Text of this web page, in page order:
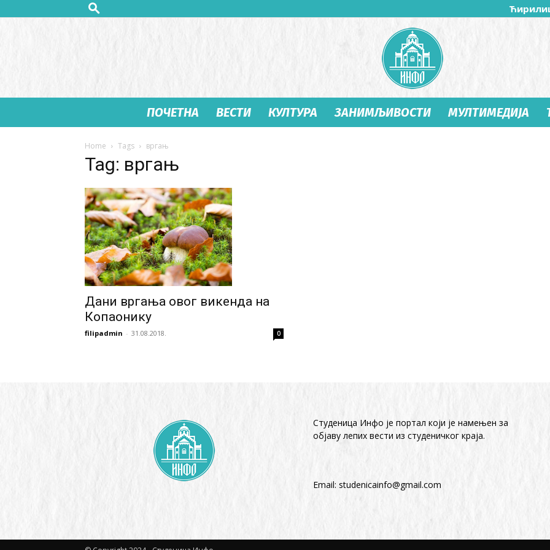
Студеница
ПОЧЕТНА ВЕСТИ КУЛТУРА ЗАНИМЉИВОСТИ МУЛТИМЕДИЈА
Home Tags вргањ
Tag: вргањ
Дани вргања овог викенда на
Копаонику
filipadmin - 31.08.2018. 0
Студеница Инфо је портал који је намењен за
објaву лепих вести из студеничког краја.
Email: studenicainfo@gmail.com